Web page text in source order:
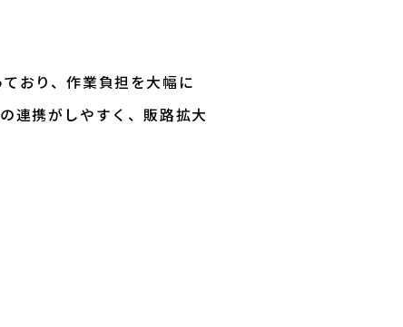
おり、作業負担を大幅に
連携がしやすく、販路拡大